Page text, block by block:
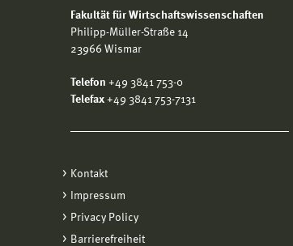
Fakultät für Wirtschaftswissenschaften
Philipp-Müller-Straße 14
23966 Wismar
Telefon +49 3841 753-0
Telefax +49 3841 753-7131
Kontakt
Impressum
Privacy Policy
Barrierefreiheit